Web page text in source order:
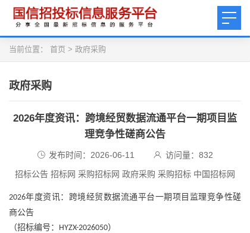
当前位置： 首页 > 政府采购
政府采购
2026年度资讯：跨境经贸数据流通平台一期项目监
理竞争性磋商公告
发布时间：2026-06-11 访问量： 832
招标公告 招标网 采购招标网 政府采购 采购招标 中国招标网
2026年度资讯： 跨境经贸数据流通平台一期项目监理竞争性磋
商公告
（招标编号： HYZX-2026050）